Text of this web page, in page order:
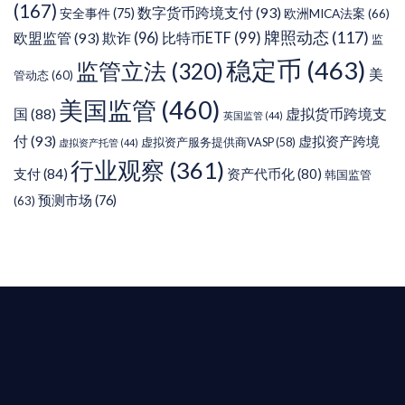
(167) 安全事件(75) 数字货币跨境支付(93)欧洲MICA法案 (66)
欧盟监管 (93)欺诈 (96) 比特币ETF (99) 牌照动态 (117) 监
管动态(60) 监管立法 (320)稳定币 (463) 美
国 (88) 美国监管 (460) 英国监管 (44) 虚拟货币跨境支
付(93) 虚拟资产托管 (44) 虚拟资产服务提供商VASP(58) 虚拟资产跨境
支付(84) 行业观察 (361) 资产代币化(80) 韩国监管
(63) 预测市场 (76)